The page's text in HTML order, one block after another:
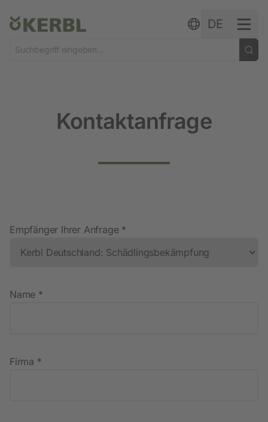
DE
Kontaktanfrage
Empfänger Ihrer Anfrage *
Name *
Firma *